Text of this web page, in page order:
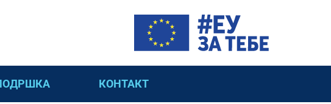
КОНТАКТ